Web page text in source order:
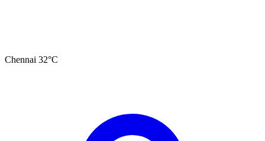
Chennai 32°C